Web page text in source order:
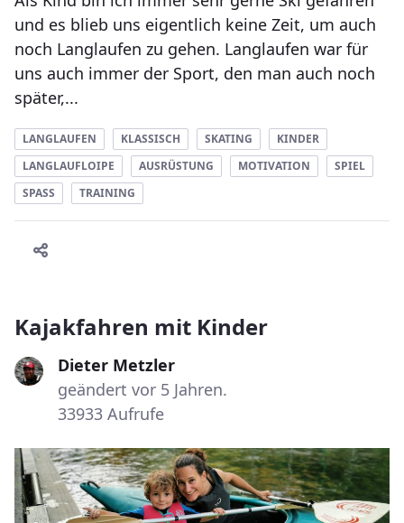
und es blieb uns eigentlich keine Zeit, um auch
noch Langlaufen zu gehen. Langlaufen war für
uns auch immer der Sport, den man auch noch
später,...
LANGLAUFEN KLASSISCH SKATING
KINDER
LANGLAUFLOIPE
AUSRÜSTUNG MOTIVATION
SPIEL
SPASS
TRAINING
Kajakfahren mit Kinder
Dieter Metzler
geändert vor 5 Jahren.
33933 Aufrufe